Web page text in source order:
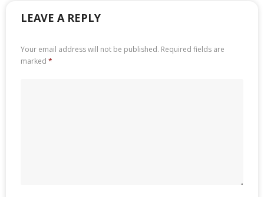
LEAVE A REPLY
Your email address will not be published. Required fields are
marked *